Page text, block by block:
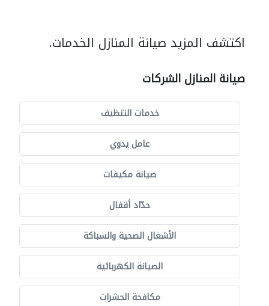
اكتشف المزيد صيانة المنازل الخدمات.
صيانة المنازل الشركات
خدمات التنظيف
عامل يدوي
صيانة مكيفات
حدّاد أقفال
الأشغال الصحية والسباكة
الصيانة الكهربائية
مكافحة الحشرات